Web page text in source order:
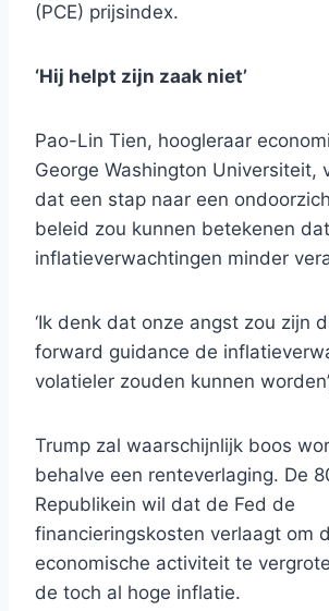
(PCE) prijsindex.
‘Hij helpt zijn zaak niet’
Pao-Lin Tien, hoogleraar
George Washington Universiteit,
dat een stap naar een
beleid zou kunnen betekenen
inflatieverwachtingen minder
‘Ik denk dat onze angst zou zijn
forward guidance de
volatieler zouden kunnen
Trump zal waarschijnlijk boos
behalve een renteverlaging. De
Republikein wil dat de Fed de
financieringskosten verlaagt om
economische activiteit te
de toch al hoge inflatie.